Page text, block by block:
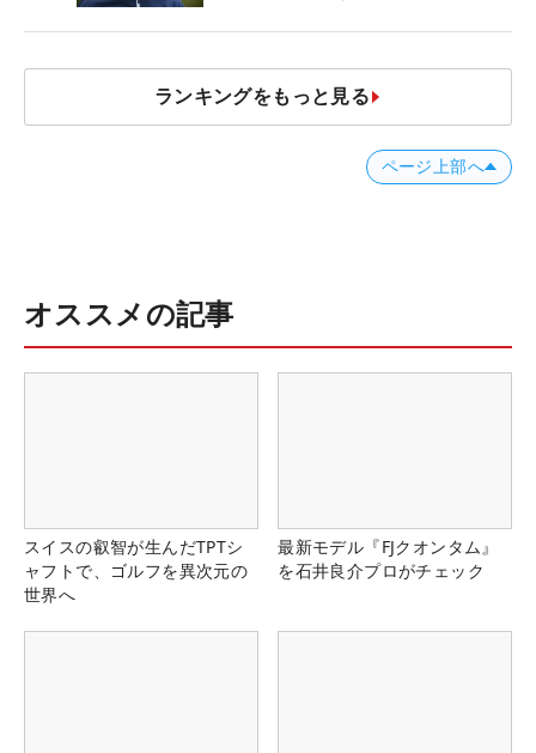
ランキングをもっと見る
ページ上部へ
オススメの記事
スイスの叡智が生んだTPTシ
ャフトで、ゴルフを異次元の
世界へ
最新モデル『FJクオンタム』
を石井良介プロがチェック